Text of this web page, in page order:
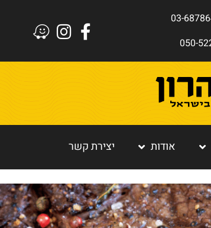
אודות יצירת קשר